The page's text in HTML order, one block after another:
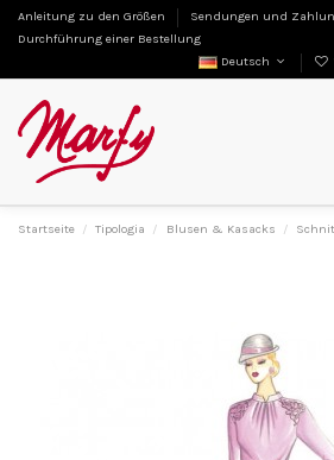
Anleitung zu den Größen
Sendungen und
Durchführung einer Bestellung
Deutsch
Startseite Tipologia Blusen & Kasacks